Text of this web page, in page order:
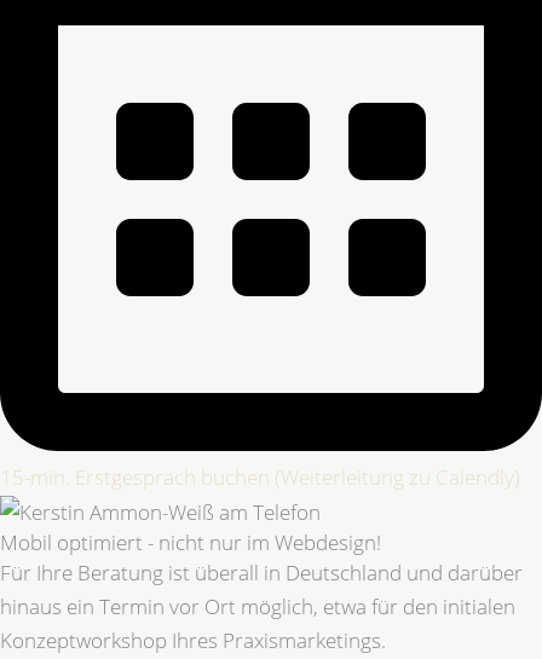
15-min. Erstgespräch buchen (Weiterleitung zu Calendly)
Mobil optimiert - nicht nur im Webdesign!
Für Ihre Beratung ist überall in Deutschland und darüber
hinaus ein Termin vor Ort möglich, etwa für den initialen
Konzeptworkshop Ihres Praxismarketings.